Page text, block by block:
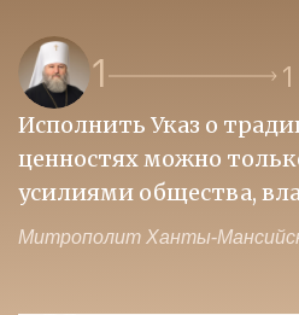
1 1
Исполнить Указ о
ценностях можно
усилиями общества,
Митрополит Ханты-